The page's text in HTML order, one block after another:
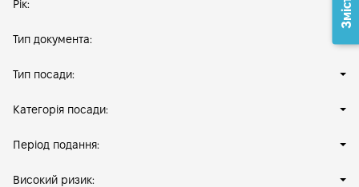
Рік:
Тип документа:
Тип посади:
Категорія посади:
Період подання:
Високий ризик: